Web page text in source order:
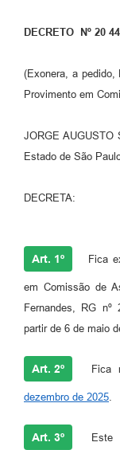
Perguntas Frequentes
Audiências Públicas
Emprega
Contato
DECRETO Nº 20
(Exonera, a pedido,
Provimento em
JORGE AUGUSTO
Estado de São
DECRETA:
Art. 1º Fica
em Comissão de
Fernandes, RG nº
partir de 6 de maio
Art. 2º Fica
dezembro de 2025
Art. 3º Este